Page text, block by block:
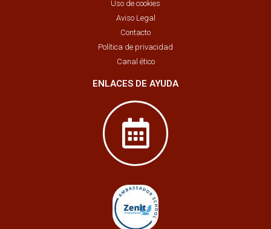
Uso de cookies
Aviso Legal
Contacto
Política de privacidad
Canal ético
ENLACES DE AYUDA